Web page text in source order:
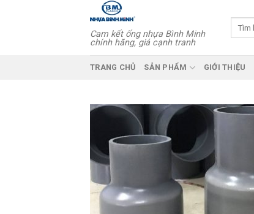
Cam kết ống nhựa Bình Minh
chính hãng, giá cạnh tranh
TRANG CHỦ SẢN PHẨM GIỚI THIỆU